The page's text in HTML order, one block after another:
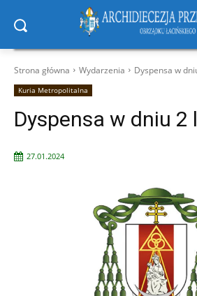
Strona główna Wydarzenia Dyspensa w
Kuria Metropolitalna
Dyspensa w dniu 2
27.01.2024